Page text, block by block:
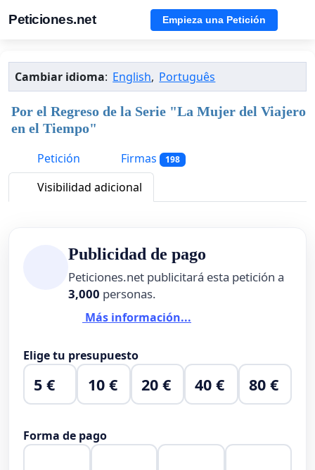
Peticiones.net Empieza una Petición
Cambiar idioma: English, Português
Por el Regreso de la Serie "La Mujer del Viajero
en el Tiempo"
Petición
Firmas 198
Visibilidad adicional
Publicidad de pago
Peticiones.net publicitará esta petición a
3,000 personas.
Más información...
Elige tu presupuesto
5 € 10 € 20 € 40 € 80 €
Forma de pago